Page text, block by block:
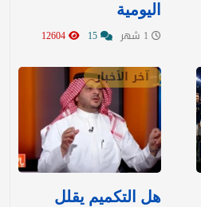
اليومية
آخر الأخبار
هل التكميم يقلل